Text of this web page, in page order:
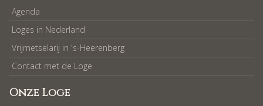
Agenda
Loges in Nederland
Vrijmetselarij in 's-Heerenberg
Contact met de Loge
Onze Loge